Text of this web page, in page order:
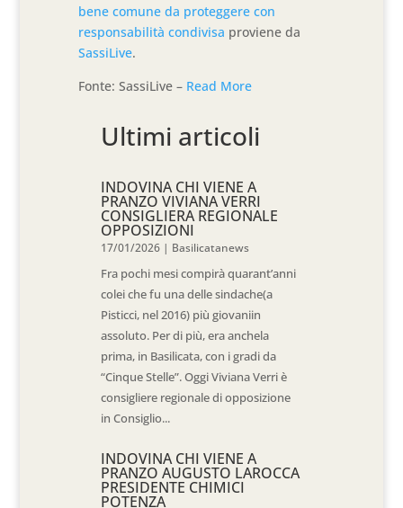
bene comune da proteggere con
responsabilità condivisa proviene da
SassiLive.
Fonte: SassiLive – Read More
Ultimi articoli
INDOVINA CHI VIENE A
PRANZO VIVIANA VERRI
CONSIGLIERA REGIONALE
OPPOSIZIONI
17/01/2026 | Basilicatanews
Fra pochi mesi compirà quarant’anni
colei che fu una delle sindache(a
Pisticci, nel 2016) più giovaniin
assoluto. Per di più, era anchela
prima, in Basilicata, con i gradi da
“Cinque Stelle”. Oggi Viviana Verri è
consigliere regionale di opposizione
in Consiglio...
INDOVINA CHI VIENE A
PRANZO AUGUSTO LAROCCA
PRESIDENTE CHIMICI
POTENZA